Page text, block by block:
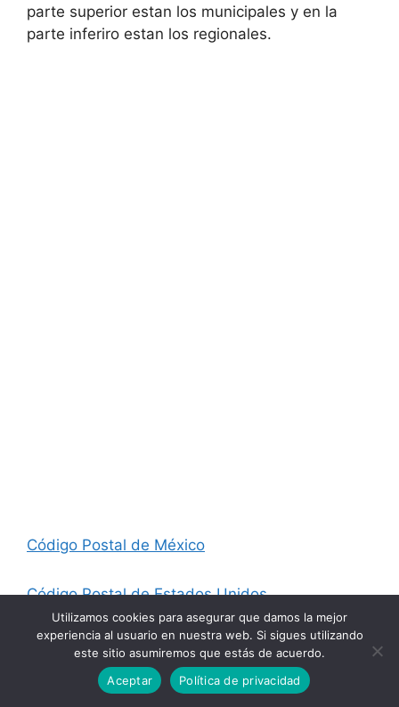
parte superior estan los municipales y en la
parte inferiro estan los regionales.
Código Postal de México
Código Postal de Estados Unidos
Código Postal de España
Código Postal De Francia
Utilizamos cookies para asegurar que damos la mejor
experiencia al usuario en nuestra web. Si sigues utilizando
este sitio asumiremos que estás de acuerdo.
Aceptar
Política de privacidad